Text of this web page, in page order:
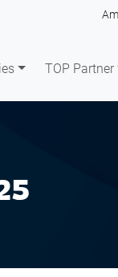
TOP Partner